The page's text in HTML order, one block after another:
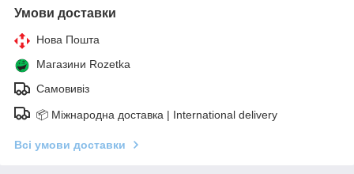
Умови доставки
Нова Пошта
Магазини Rozetka
Самовивіз
📦 Міжнародна доставка | International delivery
Всі умови доставки